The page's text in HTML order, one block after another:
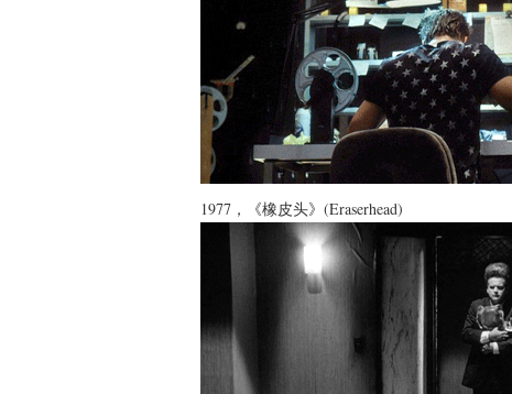
1977，《橡皮头》(Eraserhead)